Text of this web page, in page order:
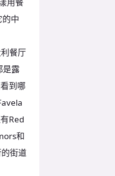
用餐
中
餐厅
是露
到哪
Red
和
街道